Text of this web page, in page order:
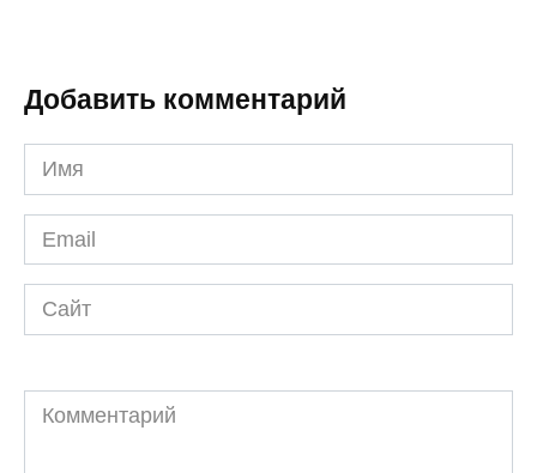
Добавить комментарий
Имя
*
Email
*
Сайт
Комментарий